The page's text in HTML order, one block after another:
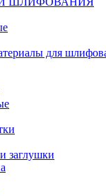
для
заглушки